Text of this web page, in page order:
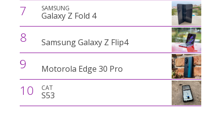
7 SAMSUNG
Galaxy Z Fold 4
8 Samsung Galaxy Z Flip4
9 Motorola Edge 30 Pro
10 CAT
S53